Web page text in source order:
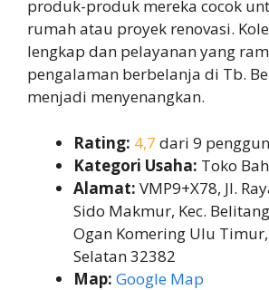
produk-produk mereka cocok
rumah atau proyek renovasi.
lengkap dan pelayanan yang
pengalaman berbelanja di Tb.
menjadi menyenangkan.
Rating: 4,7 dari 9
Kategori Usaha: Toko
Alamat: VMP9+X78, Jl.
Sido Makmur, Kec.
Ogan Komering Ulu
Selatan 32382
Map: Google Map